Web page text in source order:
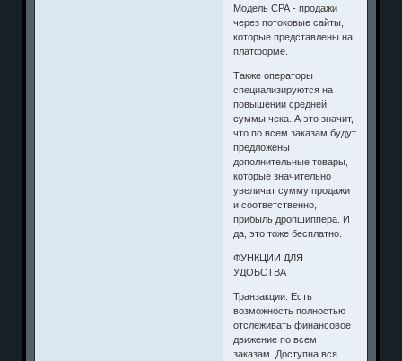
Модель СРА - продажи
через потоковые сайты,
которые представлены на
платформе.
Также операторы
специализируются на
повышении средней
суммы чека. А это значит,
что по всем заказам будут
предложены
дополнительные товары,
которые значительно
увеличат сумму продажи
и соответственно,
прибыль дропшиппера. И
да, это тоже бесплатно.
ФУНКЦИИ ДЛЯ
УДОБСТВА
Транзакции. Есть
возможность полностью
отслеживать финансовое
движение по всем
заказам. Доступна вся